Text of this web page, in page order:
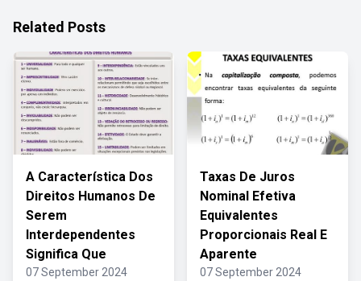
Related Posts
A Característica Dos
Direitos Humanos De
Serem
Interdependentes
Significa Que
07 September 2024
Taxas De Juros
Nominal Efetiva
Equivalentes
Proporcionais Real E
Aparente
07 September 2024